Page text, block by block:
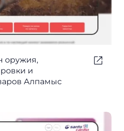
оружия,
и
Алпамыс